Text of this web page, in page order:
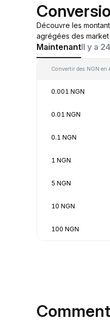
Découvre les
agrégées des
MaintenantIl y a
Convertir des NGN en
0.001 NGN
0.01 NGN
0.1 NGN
1 NGN
5 NGN
10 NGN
100 NGN